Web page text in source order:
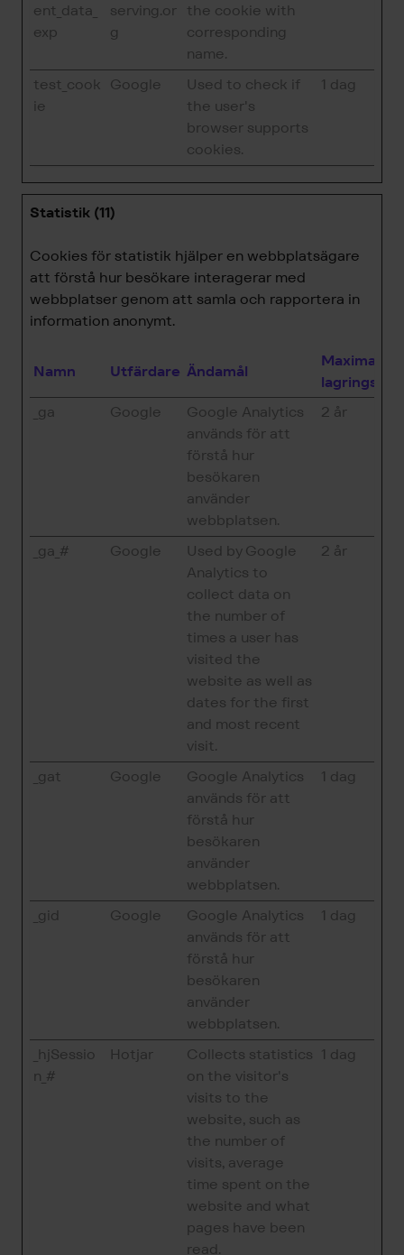
ent_data_
exp
serving.or
g
the cookie with
corresponding
name.
test_cook
ie
Google
Used to check if
the user's
browser supports
cookies.
1 dag
Statistik (11)
Cookies för statistik hjälper en webbplatsägare
att förstå hur besökare interagerar med
webbplatser genom att samla och rapportera in
information anonymt.
Namn Utfärdare Ändamål
Maximal
lagringstid
_ga
Google
Google Analytics
används för att
förstå hur
besökaren
använder
webbplatsen.
2 år
_ga_# Google
Used by Google
Analytics to
collect data on
the number of
times a user has
visited the
website as well as
dates for the first
and most recent
visit.
2 år
_gat Google
Google Analytics
används för att
förstå hur
besökaren
använder
webbplatsen.
1 dag
_gid Google
Google Analytics
används för att
förstå hur
besökaren
använder
webbplatsen.
1 dag
_hjSessio
n_#
Hotjar
Collects statistics
on the visitor's
visits to the
website, such as
the number of
visits, average
time spent on the
website and what
pages have been
read.
1 dag